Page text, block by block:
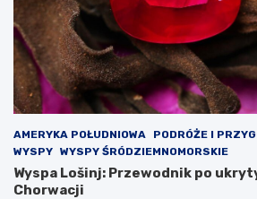
AMERYKA POŁUDNIOWA PODRÓŻE I
WYSPY WYSPY ŚRÓDZIEMNOMORSKIE
Wyspa Lošinj: Przewodnik po
Chorwacji